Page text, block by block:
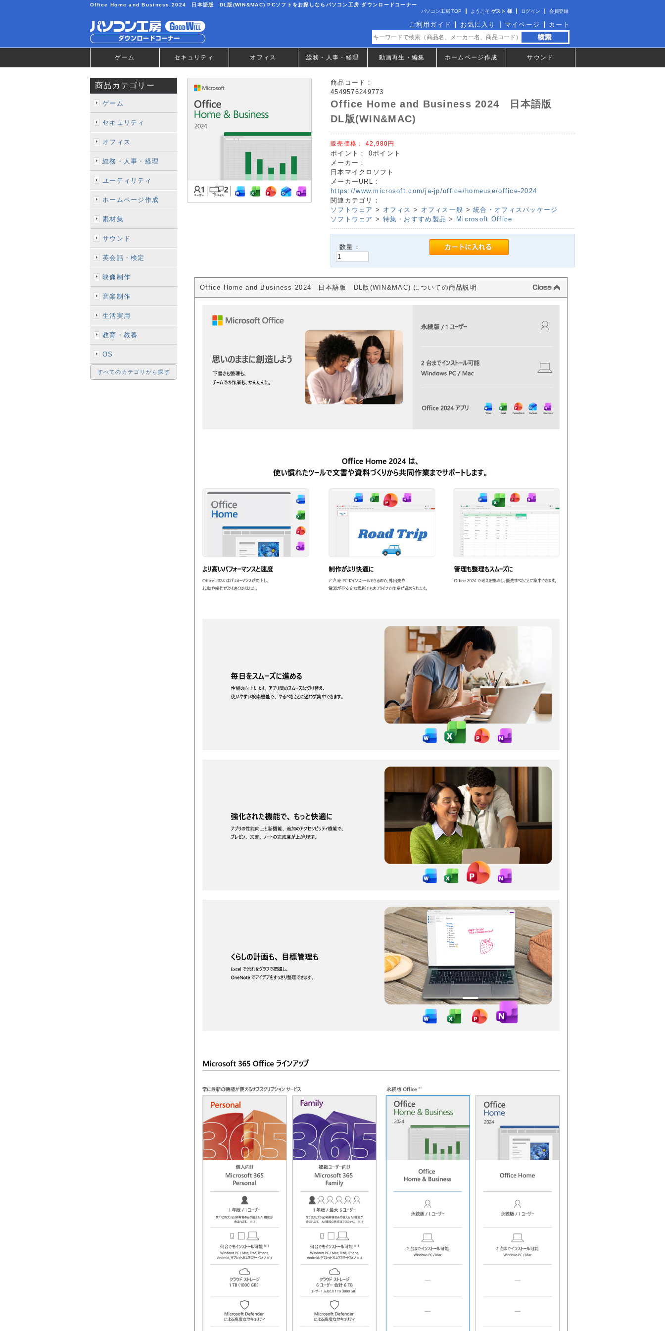
Office Home and Business 2024 日本語版 DL版(WIN&MAC) PCソフトをお探しならパソコン工房 ダウンロードコーナー
パソコン工房 TOP
ようこそ ゲスト 様 ログイン 会員登録
ご利用ガイド お気に入り マイページ カート
ゲーム セキュリティ オフィス 総務・人事・経理 動画再生・編集 ホームページ作成 サウンド
商品カテゴリー
ゲーム
セキュリティ
オフィス
総務・人事・経理
ユーティリティ
ホームページ作成
素材集
サウンド
英会話・検定
映像制作
音楽制作
生活実用
教育・教養
OS
すべてのカテゴリから探す
商品コード：
4549576249773
Office Home and Business 2024 日本語版
DL版(WIN&MAC)
販売価格： 42,980円
ポイント：
0ポイント
メーカー：
日本マイクロソフト
メーカーURL：
https://www.microsoft.com/ja-jp/office/homeuse/office-2024
関連カテゴリ：
ソフトウェア > オフィス > オフィス一般 >統合・オフィスパッケージ
ソフトウェア > 特集・おすすめ製品 > Microsoft Office
数量：
Office Home and Business 2024 日本語版 DL版(WIN&MAC) についての商品説明